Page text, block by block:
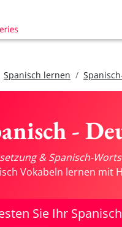
Spanisch lernen
-
& Spanisch-
Vokabeln lernen mit
Sie Ihr